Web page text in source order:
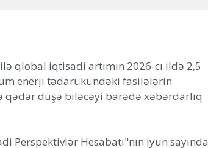
qlobal iqtisadi artımın 2026-cı ildə 2,5
enerji tədarükündəki fasilələrin
düşə biləcəyi barədə xəbərdarlıq
Perspektivlər Hesabatı"nın iyun sayında